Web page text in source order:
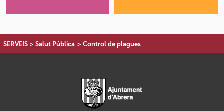
SERVEIS > Salut Pública > Control de plagues